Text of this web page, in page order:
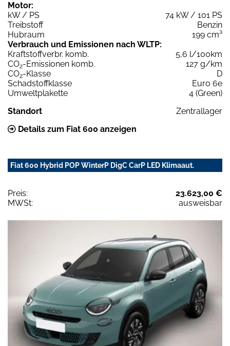
Motor:
kW / PS
74 kW / 101 PS
Treibstoff
Benzin
Hubraum
199 cm³
Verbrauch und Emissionen nach WLTP:
Kraftstoffverbr. komb.
5,6 l/100km
CO2-Emissionen komb.
127 g/km
CO2-Klasse
D
Schadstoffklasse
Euro 6e
Umweltplakette
4 (Green)
Standort
Zentrallager
Details zum Fiat 600 anzeigen
Fiat 600 Hybrid POP WinterP DigC CarP LED Klimaaut.
Preis:
23.623,00 €
MWSt:
ausweisbar